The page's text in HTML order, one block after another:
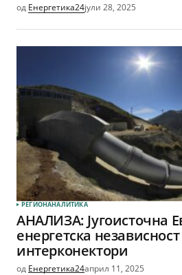
од Енергетика24јули 28, 2025
РЕГИОНАНАЛИТИКА
АНАЛИЗА: Југоисточна
енергетска
интерконектори
од Енергетика24април 11, 2025